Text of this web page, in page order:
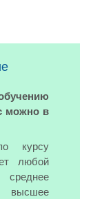
можно в
курсу
любой